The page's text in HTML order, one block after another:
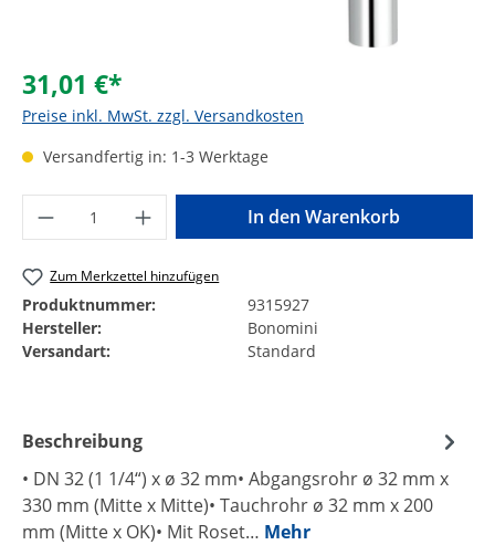
31,01 €*
Preise inkl. MwSt. zzgl. Versandkosten
Versandfertig in: 1-3 Werktage
Produkt Anzahl: Gib den gewünschten
In den Warenkorb
Zum Merkzettel hinzufügen
Produktnummer:
9315927
Hersteller:
Bonomini
Versandart:
Standard
Beschreibung
• DN 32 (1 1/4“) x ø 32 mm• Abgangsrohr ø 32 mm x
330 mm (Mitte x Mitte)• Tauchrohr ø 32 mm x 200
mm (Mitte x OK)• Mit Roset… Mehr